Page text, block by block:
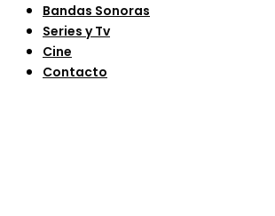
Bandas Sonoras
Series y Tv
Cine
Contacto